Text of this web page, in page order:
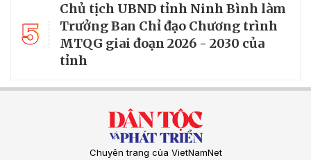
5
Chủ tịch UBND tỉnh Ninh Bình làm
Trưởng Ban Chỉ đạo Chương trình
MTQG giai đoạn 2026 - 2030 của
tỉnh
Chuyên trang của VietNamNet